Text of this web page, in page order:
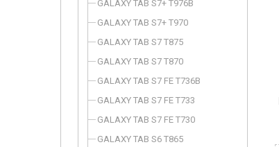
GALAXY TAB S7+ T976B
GALAXY TAB S7+ T970
GALAXY TAB S7 T875
GALAXY TAB S7 T870
GALAXY TAB S7 FE T736B
GALAXY TAB S7 FE T733
GALAXY TAB S7 FE T730
GALAXY TAB S6 T865